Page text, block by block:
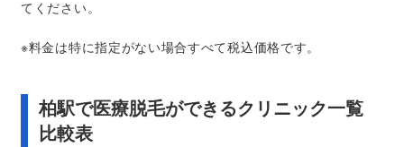
てください。
※料金は特に指定がない場合すべて税込価格です。
柏駅で医療脱毛ができるクリニック一覧
比較表